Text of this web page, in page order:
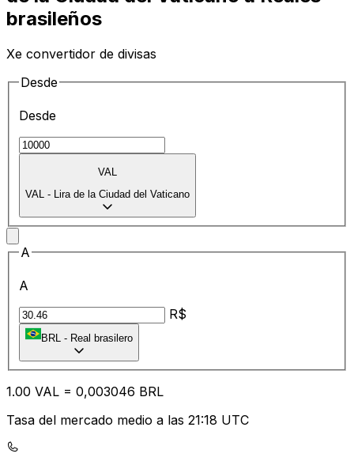
brasileños
Xe convertidor de divisas
Desde
Desde
VAL
VAL - Lira de la Ciudad del Vaticano
A
A
R$
BRL - Real brasilero
1.00 VAL = 0,003046 BRL
Tasa del mercado medio a las 21:18 UTC